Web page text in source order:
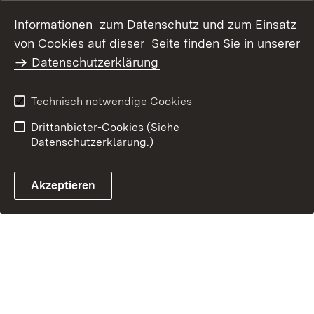
Barrierefreiheit
Benutzungshinweise
Impressum
Informationen zum Datenschutz und zum Einsatz
von Cookies auf dieser Seite finden Sie in unserer
Datenschutzerklärung
Technisch notwendige Cookies
Drittanbieter-Cookies (Siehe
Datenschutzerklärung.)
Akzeptieren